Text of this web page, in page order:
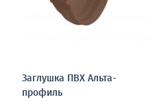
Заглушка ПВХ Альта-
профиль